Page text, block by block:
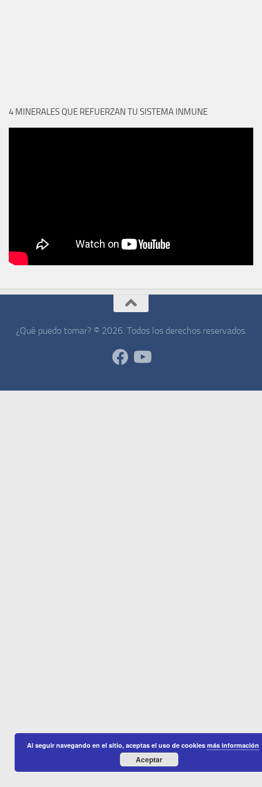
4 MINERALES QUE REFUERZAN TU SISTEMA INMUNE
¿Qué puedo tomar? © 2026. Todos los derechos reservados.
Al seguir navegando en el sitio, aceptas el uso de cookiesmás información
Aceptar